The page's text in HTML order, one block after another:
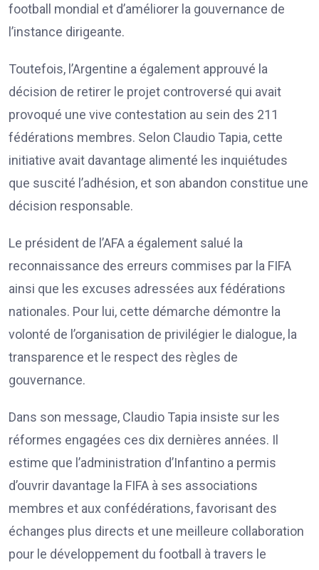
football mondial et d’améliorer la gouvernance de
l’instance dirigeante.
Toutefois, l’Argentine a également approuvé la
décision de retirer le projet controversé qui avait
provoqué une vive contestation au sein des 211
fédérations membres. Selon Claudio Tapia, cette
initiative avait davantage alimenté les inquiétudes
que suscité l’adhésion, et son abandon constitue une
décision responsable.
Le président de l’AFA a également salué la
reconnaissance des erreurs commises par la FIFA
ainsi que les excuses adressées aux fédérations
nationales. Pour lui, cette démarche démontre la
volonté de l’organisation de privilégier le dialogue, la
transparence et le respect des règles de
gouvernance.
Dans son message, Claudio Tapia insiste sur les
réformes engagées ces dix dernières années. Il
estime que l’administration d’Infantino a permis
d’ouvrir davantage la FIFA à ses associations
membres et aux confédérations, favorisant des
échanges plus directs et une meilleure collaboration
pour le développement du football à travers le